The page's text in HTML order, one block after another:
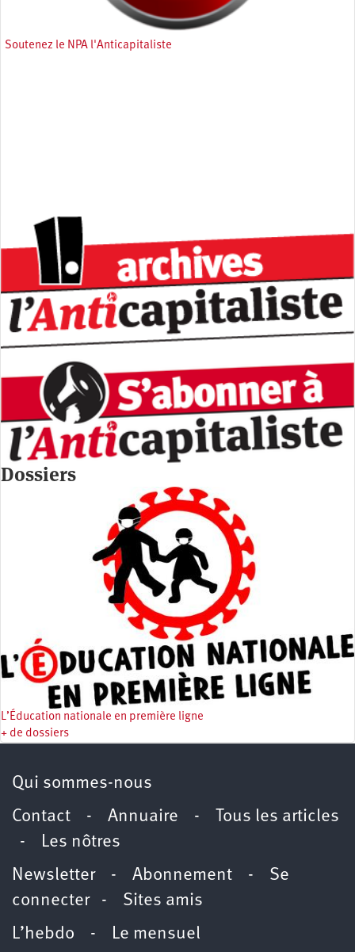
Soutenez le NPA l'Anticapitaliste
Dossiers
L’Éducation nationale en première ligne
+ de dossiers
Qui sommes-nous
Contact - Annuaire -
Tous les articles
- Les nôtres
Newsletter- Abonnement - Se
connecter- Sites amis
L’hebdo - Le mensuel